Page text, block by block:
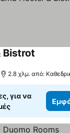
Bistrot
2.8 χλμ. από:
για να